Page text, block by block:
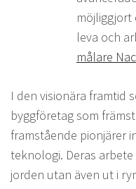
möjliggjort
leva och
målare
I den visionära framtid
byggföretag som
framstående pionjärer
teknologi. Deras
jorden utan även ut i